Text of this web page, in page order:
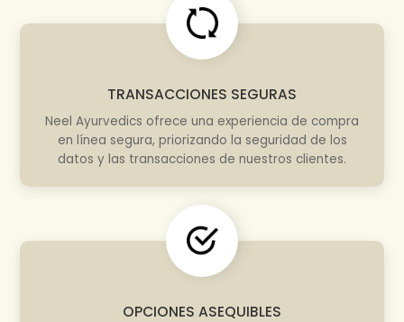
TRANSACCIONES SEGURAS
Neel Ayurvedics ofrece una experiencia de compra
en línea segura, priorizando la seguridad de los
datos y las transacciones de nuestros clientes.
OPCIONES ASEQUIBLES